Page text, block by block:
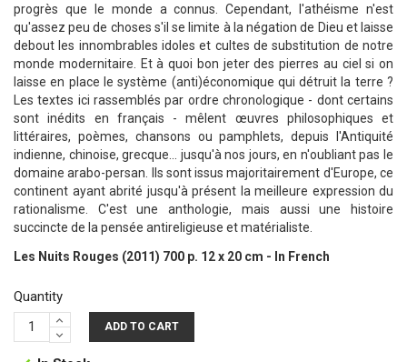
progrès que le monde a connus. Cependant, l'athéisme n'est
qu'assez peu de choses s'il se limite à la négation de Dieu et laisse
debout les innombrables idoles et cultes de substitution de notre
monde modernitaire. Et à quoi bon jeter des pierres au ciel si on
laisse en place le système (anti)économique qui détruit la terre ?
Les textes ici rassemblés par ordre chronologique - dont certains
sont inédits en français - mêlent œuvres philosophiques et
littéraires, poèmes, chansons ou pamphlets, depuis l'Antiquité
indienne, chinoise, grecque... jusqu'à nos jours, en n'oubliant pas le
domaine arabo-persan. Ils sont issus majoritairement d'Europe, ce
continent ayant abrité jusqu'à présent la meilleure expression du
rationalisme. C'est une anthologie, mais aussi une histoire
succincte de la pensée antireligieuse et matérialiste.
Les Nuits Rouges (2011) 700 p. 12 x 20 cm - In French
Quantity
ADD TO CART